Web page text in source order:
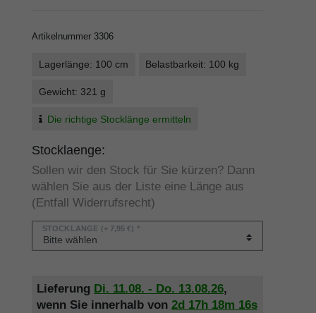
Artikelnummer 3306
Lagerlänge: 100 cm Belastbarkeit: 100 kg
Gewicht: 321 g
Die richtige Stocklänge ermitteln
Stocklaenge:
Sollen wir den Stock für Sie kürzen? Dann
wählen Sie aus der Liste eine Länge aus
(Entfall Widerrufsrecht)
STOCKLÄNGE (+ 7,95 €) *
Lieferung Di. 11.08. - Do. 13.08.26,
wenn Sie innerhalb von 2d 17h 18m 16s